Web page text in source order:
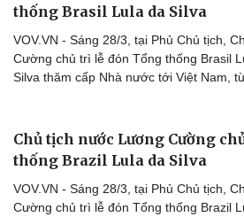
thống Brasil Lula da Silva
VOV.VN - Sáng 28/3, tại Phủ Chủ tịch,
Cường chủ trì lễ đón Tổng thống Brasil
Silva thăm cấp Nhà nước tới Việt Nam,
Chủ tịch nước Lương Cường
thống Brazil Lula da Silva
VOV.VN - Sáng 28/3, tại Phủ Chủ tịch,
Cường chủ trì lễ đón Tổng thống Brazil